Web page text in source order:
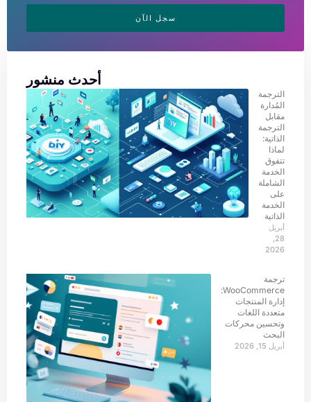
سجل الآن
أحدث منشور
الترجمة
المُدارة
مقابل
الترجمة
الذاتية:
لماذا
تتفوق
الخدمة
الشاملة
على
الخدمة
الذاتية
أبريل
28,
2026
ترجمة
WooCommerce:
إدارة المنتجات
متعددة اللغات
وتحسين محركات
البحث
أبريل 15, 2026